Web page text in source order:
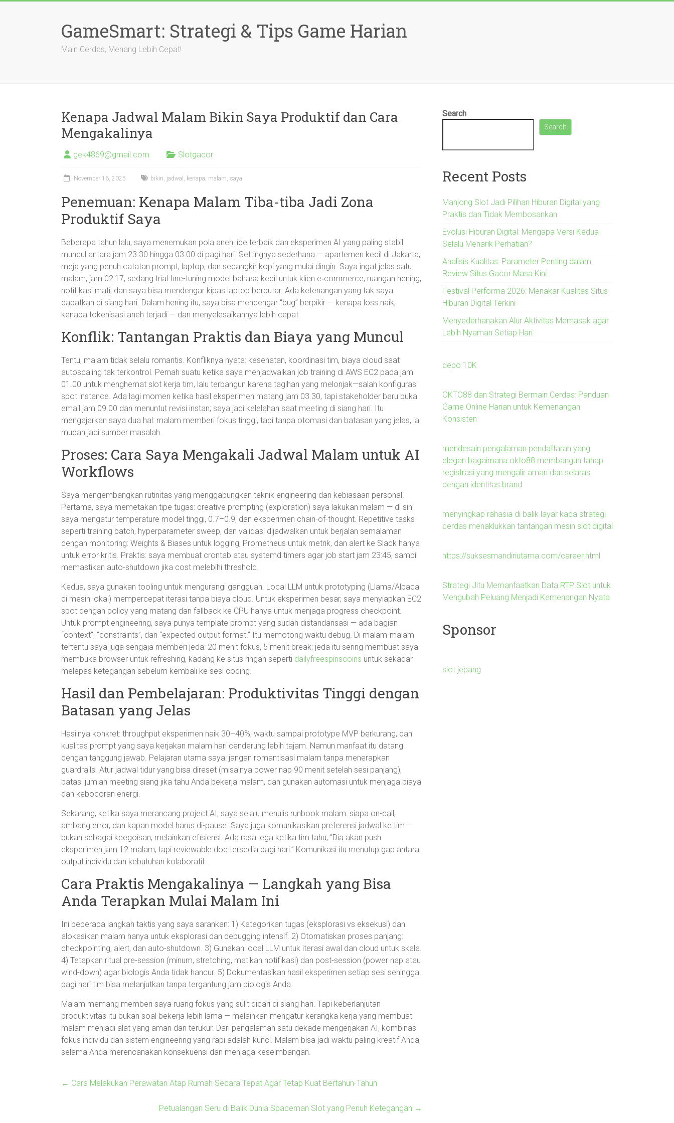
GameSmart: Strategi & Tips Game Harian
Main Cerdas, Menang Lebih Cepat!
Kenapa Jadwal Malam Bikin Saya Produktif dan Cara
Mengakalinya
gek4869@gmail.com Slotgacor
November 16, 2025 bikin, jadwal , kenapa, malam, saya
Penemuan: Kenapa Malam Tiba-tiba Jadi Zona
Produktif Saya
Beberapa tahun lalu, saya menemukan pola aneh: ide terbaik dan eksperimen AI yang paling stabil
muncul antara jam 23.30 hingga 03.00 di pagi hari. Settingnya sederhana — apartemen kecil di Jakarta,
meja yang penuh catatan prompt, laptop, dan secangkir kopi yang mulai dingin. Saya ingat jelas satu
malam, jam 02:17, sedang trial fine-tuning model bahasa kecil untuk klien e‑commerce; ruangan hening,
notifikasi mati, dan saya bisa mendengar kipas laptop berputar. Ada ketenangan yang tak saya
dapatkan di siang hari. Dalam hening itu, saya bisa mendengar “bug” berpikir — kenapa loss naik,
kenapa tokenisasi aneh terjadi — dan menyelesaikannya lebih cepat.
Konflik: Tantangan Praktis dan Biaya yang Muncul
Tentu, malam tidak selalu romantis. Konfliknya nyata: kesehatan, koordinasi tim, biaya cloud saat
autoscaling tak terkontrol. Pernah suatu ketika saya menjadwalkan job training di AWS EC2 pada jam
01.00 untuk menghemat slot kerja tim, lalu terbangun karena tagihan yang melonjak—salah konfigurasi
spot instance. Ada lagi momen ketika hasil eksperimen matang jam 03.30, tapi stakeholder baru buka
email jam 09.00 dan menuntut revisi instan; saya jadi kelelahan saat meeting di siang hari. Itu
mengajarkan saya dua hal: malam memberi fokus tinggi, tapi tanpa otomasi dan batasan yang jelas, ia
mudah jadi sumber masalah.
Proses: Cara Saya Mengakali Jadwal Malam untuk AI
Workflows
Saya mengembangkan rutinitas yang menggabungkan teknik engineering dan kebiasaan personal.
Pertama, saya memetakan tipe tugas: creative prompting (exploration) saya lakukan malam — di sini
saya mengatur temperature model tinggi, 0.7–0.9, dan eksperimen chain-of-thought. Repetitive tasks
seperti training batch, hyperparameter sweep, dan validasi dijadwalkan untuk berjalan semalaman
dengan monitoring: Weights & Biases untuk logging, Prometheus untuk metrik, dan alert ke Slack hanya
untuk error kritis. Praktis: saya membuat crontab atau systemd timers agar job start jam 23:45, sambil
memastikan auto-shutdown jika cost melebihi threshold.
Kedua, saya gunakan tooling untuk mengurangi gangguan. Local LLM untuk prototyping (Llama/Alpaca
di mesin lokal) mempercepat iterasi tanpa biaya cloud. Untuk eksperimen besar, saya menyiapkan EC2
spot dengan policy yang matang dan fallback ke CPU hanya untuk menjaga progress checkpoint.
Untuk prompt engineering, saya punya template prompt yang sudah distandarisasi — ada bagian
“context”, “constraints”, dan “expected output format.” Itu memotong waktu debug. Di malam-malam
tertentu saya juga sengaja memberi jeda: 20 menit fokus, 5 menit break; jeda itu sering membuat saya
membuka browser untuk refreshing, kadang ke situs ringan seperti dailyfreespinscoins untuk sekadar
melepas ketegangan sebelum kembali ke sesi coding.
Hasil dan Pembelajaran: Produktivitas Tinggi dengan
Batasan yang Jelas
Hasilnya konkret: throughput eksperimen naik 30–40%, waktu sampai prototype MVP berkurang, dan
kualitas prompt yang saya kerjakan malam hari cenderung lebih tajam. Namun manfaat itu datang
dengan tanggung jawab. Pelajaran utama saya: jangan romantisasi malam tanpa menerapkan
guardrails. Atur jadwal tidur yang bisa direset (misalnya power nap 90 menit setelah sesi panjang),
batasi jumlah meeting siang jika tahu Anda bekerja malam, dan gunakan automasi untuk menjaga biaya
dan kebocoran energi.
Sekarang, ketika saya merancang project AI, saya selalu menulis runbook malam: siapa on-call,
ambang error, dan kapan model harus di-pause. Saya juga komunikasikan preferensi jadwal ke tim —
bukan sebagai keegoisan, melainkan efisiensi. Ada rasa lega ketika tim tahu, “Dia akan push
eksperimen jam 12 malam, tapi reviewable doc tersedia pagi hari.” Komunikasi itu menutup gap antara
output individu dan kebutuhan kolaboratif.
Cara Praktis Mengakalinya — Langkah yang Bisa
Anda Terapkan Mulai Malam Ini
Ini beberapa langkah taktis yang saya sarankan: 1) Kategorikan tugas (eksplorasi vs eksekusi) dan
alokasikan malam hanya untuk eksplorasi dan debugging intensif. 2) Otomatiskan proses panjang:
checkpointing, alert, dan auto-shutdown. 3) Gunakan local LLM untuk iterasi awal dan cloud untuk skala.
4) Tetapkan ritual pre-session (minum, stretching, matikan notifikasi) dan post-session (power nap atau
wind-down) agar biologis Anda tidak hancur. 5) Dokumentasikan hasil eksperimen setiap sesi sehingga
pagi hari tim bisa melanjutkan tanpa tergantung jam biologis Anda.
Malam memang memberi saya ruang fokus yang sulit dicari di siang hari. Tapi keberlanjutan
produktivitas itu bukan soal bekerja lebih lama — melainkan mengatur kerangka kerja yang membuat
malam menjadi alat yang aman dan terukur. Dari pengalaman satu dekade mengerjakan AI, kombinasi
fokus individu dan sistem engineering yang rapi adalah kunci. Malam bisa jadi waktu paling kreatif Anda,
selama Anda merencanakan konsekuensi dan menjaga keseimbangan.
← Cara Melakukan Perawatan Atap Rumah Secara Tepat Agar Tetap Kuat Bertahun-Tahun
Petualangan Seru di Balik Dunia Spaceman Slot yang Penuh Ketegangan →
Search
Search
Recent Posts
Mahjong Slot Jadi Pilihan Hiburan Digital yang
Praktis dan Tidak Membosankan
Evolusi Hiburan Digital: Mengapa Versi Kedua
Selalu Menarik Perhatian?
Analisis Kualitas: Parameter Penting dalam
Review Situs Gacor Masa Kini
Festival Performa 2026: Menakar Kualitas Situs
Hiburan Digital Terkini
Menyederhanakan Alur Aktivitas Memasak agar
Lebih Nyaman Setiap Hari
depo 10K
OKTO88 dan Strategi Bermain Cerdas: Panduan
Game Online Harian untuk Kemenangan
Konsisten
mendesain pengalaman pendaftaran yang
elegan bagaimana okto88 membangun tahap
registrasi yang mengalir aman dan selaras
dengan identitas brand
menyingkap rahasia di balik layar kaca strategi
cerdas menaklukkan tantangan mesin slot digital
https://suksesmandiriutama.com/career.html
Strategi Jitu Memanfaatkan Data RTP Slot untuk
Mengubah Peluang Menjadi Kemenangan Nyata
Sponsor
slot jepang